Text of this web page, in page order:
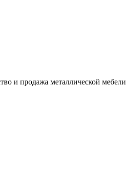
и продажа металлической мебели